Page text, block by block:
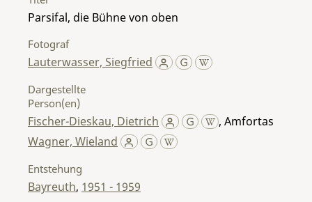
Parsifal, die Bühne von oben
Fotograf
Lauterwasser, Siegfried
Dargestellte
Person(en)
Fischer-Dieskau, Dietrich , Amfortas
Wagner, Wieland
Entstehung
Bayreuth, 1951 - 1959